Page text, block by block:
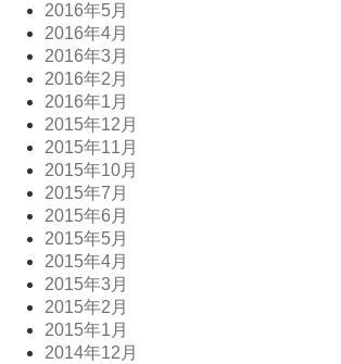
2016年5月
2016年4月
2016年3月
2016年2月
2016年1月
2015年12月
2015年11月
2015年10月
2015年7月
2015年6月
2015年5月
2015年4月
2015年3月
2015年2月
2015年1月
2014年12月